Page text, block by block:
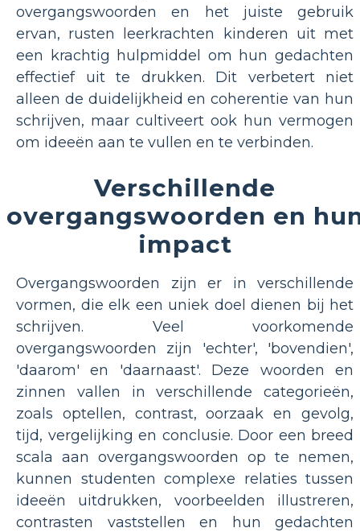
overgangswoorden en het juiste gebruik
ervan, rusten leerkrachten kinderen uit met
een krachtig hulpmiddel om hun gedachten
effectief uit te drukken. Dit verbetert niet
alleen de duidelijkheid en coherentie van hun
schrijven, maar cultiveert ook hun vermogen
om ideeën aan te vullen en te verbinden.
Verschillende
overgangswoorden en
impact
Overgangswoorden zijn er in verschillende
vormen, die elk een uniek doel dienen bij het
schrijven. Veel voorkomende
overgangswoorden zijn 'echter', 'bovendien',
'daarom' en 'daarnaast'. Deze woorden en
zinnen vallen in verschillende categorieën,
zoals optellen, contrast, oorzaak en gevolg,
tijd, vergelijking en conclusie. Door een breed
scala aan overgangswoorden op te nemen,
kunnen studenten complexe relaties tussen
ideeën uitdrukken, voorbeelden illustreren,
contrasten vaststellen en hun gedachten